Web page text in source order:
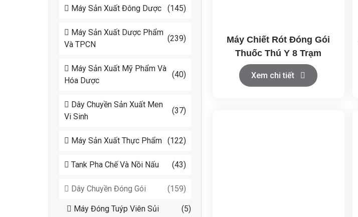
Máy Chiết Rót Đóng Gói
Thuốc Thú Y 8 Trạm
Xem chi tiết
Máy Sản Xuất Đông Dược (145)
Máy Sản Xuất Dược Phẩm
Và TPCN
(239)
Máy Sản Xuất Mỹ Phẩm Và
Hóa Dược
(40)
Dây Chuyền Sản Xuất Men
Vi Sinh
(37)
Máy Sản Xuất Thực Phẩm (122)
Tank Pha Chế Và Nồi Nấu (43)
Dây Chuyền Đóng Gói (159)
Máy Đóng Tuýp Viên Sủi (5)